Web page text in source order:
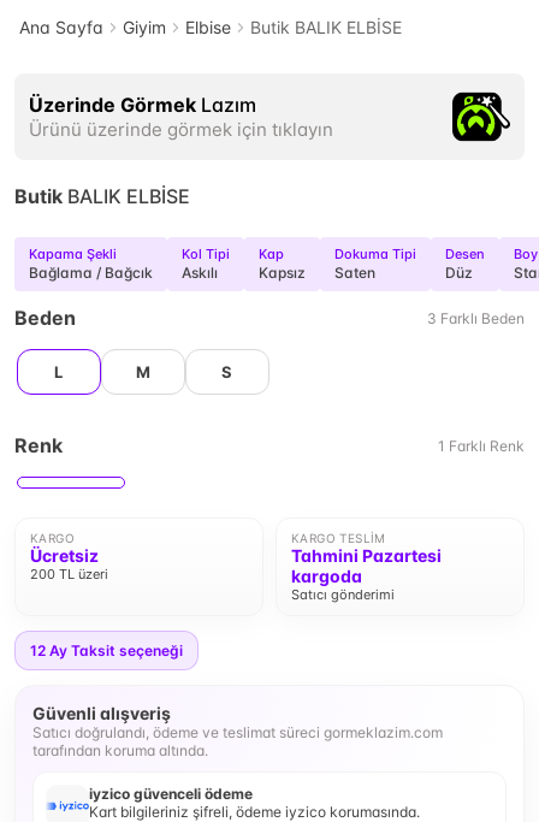
Ana Sayfa Giyim Elbise Butik BALIK ELBİSE
Üzerinde Görmek Lazım
Ürünü üzerinde görmek için tıklayın
Butik BALIK ELBİSE
Kapama Şekli
Bağlama / Bağcık
Kol Tipi
Askılı
Kap
Kapsız
Dokuma Tipi
Saten
Desen
Düz
Boy
Beden 3 Farklı Beden
L M S
Renk 1 Farklı Renk
KARGO
Ücretsiz
200 TL üzeri
KARGO TESLIM
Tahmini Pazartesi
kargoda
Satıcı gönderimi
12 Ay Taksit seçeneği
Güvenli alışveriş
Satıcı doğrulandı, ödeme ve teslimat süreci gormeklazim.com
tarafından koruma altında.
iyzico güvenceli ödeme
Kart bilgileriniz şifreli, ödeme iyzico korumasında.